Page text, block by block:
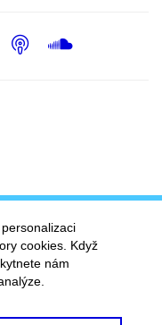
Podcast
cookies. Když
nám